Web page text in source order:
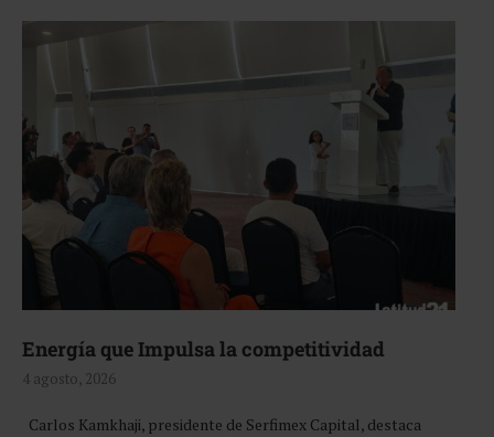
Energía que Impulsa la competitividad
4 agosto, 2026
Carlos Kamkhaji, presidente de Serfimex Capital, destaca